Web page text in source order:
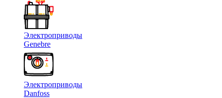
Электроприводы
Genebre
Электроприводы
Danfoss